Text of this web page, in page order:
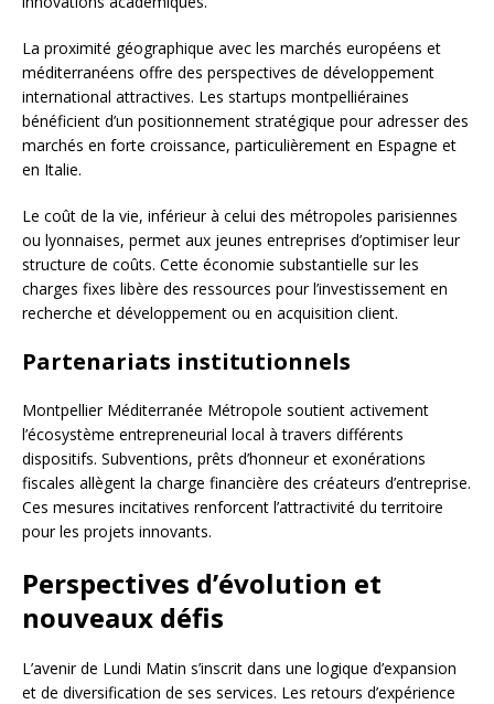
La proximité géographique avec les marchés européens et
méditerranéens offre des perspectives de développement
international attractives. Les startups montpelliéraines
bénéficient d’un positionnement stratégique pour adresser des
marchés en forte croissance, particulièrement en Espagne et
en Italie.
Le coût de la vie, inférieur à celui des métropoles parisiennes
ou lyonnaises, permet aux jeunes entreprises d’optimiser leur
structure de coûts. Cette économie substantielle sur les
charges fixes libère des ressources pour l’investissement en
recherche et développement ou en acquisition client.
Partenariats institutionnels
Montpellier Méditerranée Métropole soutient activement
l’écosystème entrepreneurial local à travers différents
dispositifs. Subventions, prêts d’honneur et exonérations
fiscales allègent la charge financière des créateurs d’entreprise.
Ces mesures incitatives renforcent l’attractivité du territoire
pour les projets innovants.
Perspectives d’évolution et
nouveaux défis
L’avenir de Lundi Matin s’inscrit dans une logique d’expansion
et de diversification de ses services. Les retours d’expérience